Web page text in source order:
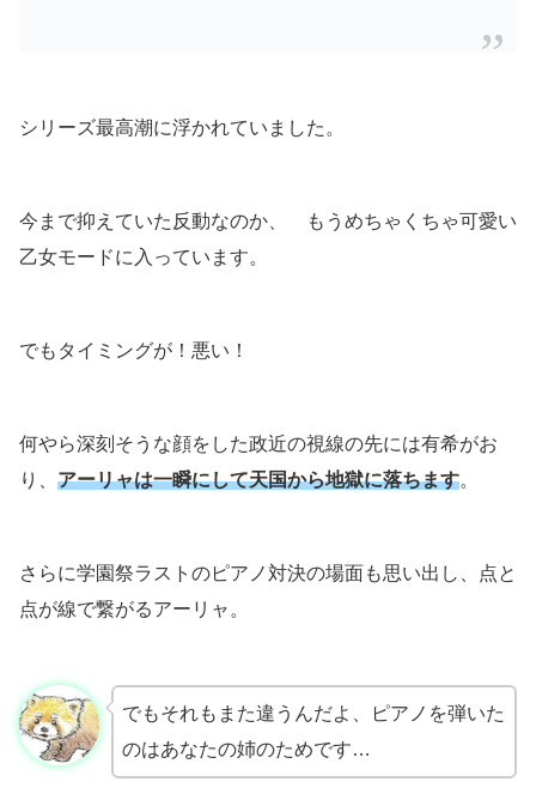
シリーズ最高潮に浮かれていました。
今まで抑えていた反動なのか、 もうめちゃくちゃ可愛い
乙女モードに入っています。
でもタイミングが！悪い！
何やら深刻そうな顔をした政近の視線の先には有希がお
り、 アーリャは一瞬にして天国から地獄に落ちます。
さらに学園祭ラストのピアノ対決の場面も思い出し、点と
点が線で繋がるアーリャ。
でもそれもまた違うんだよ、ピアノを弾いた
のはあなたの姉のためです…